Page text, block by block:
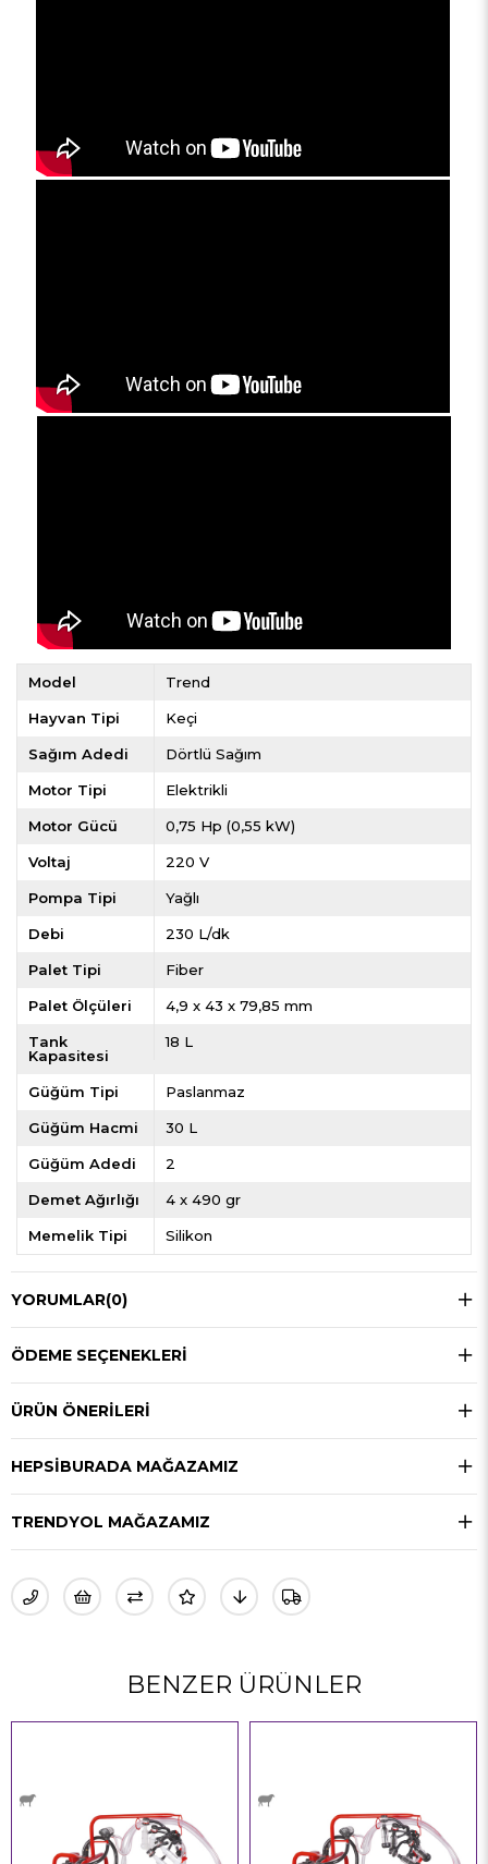
Model Trend
Hayvan Tipi Keçi
Sağım Adedi Dörtlü Sağım
Motor Tipi Elektrikli
Motor Gücü 0,75 Hp (0,55 kW)
Voltaj 220 V
Pompa Tipi Yağlı
Debi 230 L/dk
Palet Tipi Fiber
Palet Ölçüleri 4,9 x 43 x 79,85 mm
Tank
Kapasitesi
18 L
Güğüm Tipi Paslanmaz
Güğüm Hacmi 30 L
Güğüm Adedi 2
Demet Ağırlığı 4 x 490 gr
Memelik Tipi Silikon
YORUMLAR(0)
ÖDEME SEÇENEKLERI
ÜRÜN ÖNERILERI
HEPSIBURADA MAĞAZAMIZ
TRENDYOL MAĞAZAMIZ
BENZER ÜRÜNLER